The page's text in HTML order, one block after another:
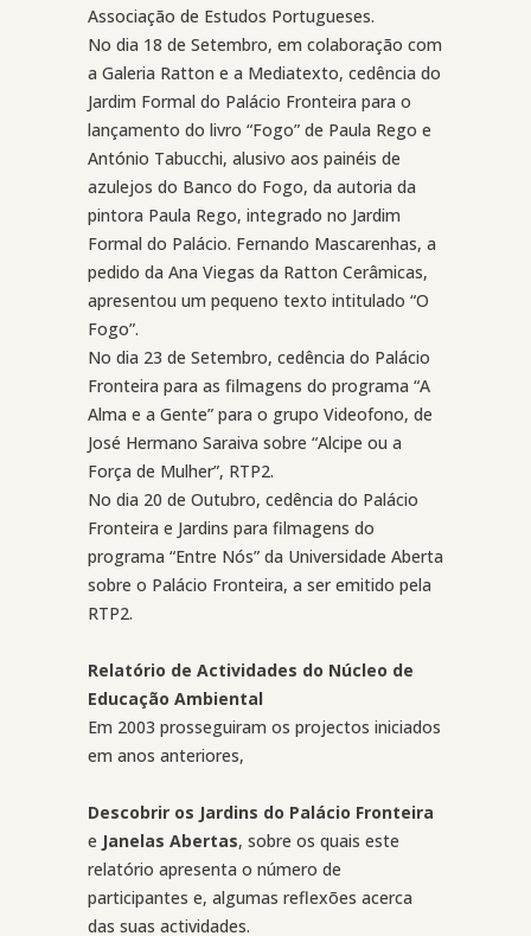
Associação de Estudos Portugueses.
No dia 18 de Setembro, em colaboração com
a Galeria Ratton e a Mediatexto, cedência do
Jardim Formal do Palácio Fronteira para o
lançamento do livro “Fogo” de Paula Rego e
António Tabucchi, alusivo aos painéis de
azulejos do Banco do Fogo, da autoria da
pintora Paula Rego, integrado no Jardim
Formal do Palácio. Fernando Mascarenhas, a
pedido da Ana Viegas da Ratton Cerâmicas,
apresentou um pequeno texto intitulado “O
Fogo”.
No dia 23 de Setembro, cedência do Palácio
Fronteira para as filmagens do programa “A
Alma e a Gente” para o grupo Videofono, de
José Hermano Saraiva sobre “Alcipe ou a
Força de Mulher”, RTP2.
No dia 20 de Outubro, cedência do Palácio
Fronteira e Jardins para filmagens do
programa “Entre Nós” da Universidade Aberta
sobre o Palácio Fronteira, a ser emitido pela
RTP2.
Relatório de Actividades do Núcleo de
Educação Ambiental
Em 2003 prosseguiram os projectos iniciados
em anos anteriores,
Descobrir os Jardins do Palácio Fronteira
e Janelas Abertas, sobre os quais este
relatório apresenta o número de
participantes e, algumas reflexões acerca
das suas actividades.